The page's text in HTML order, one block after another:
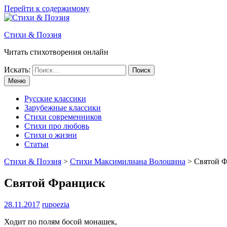
Перейти к содержимому
Стихи & Поэзия
Читать стихотворения онлайн
Искать:
Меню
Русские классики
Зарубежные классики
Стихи современников
Стихи про любовь
Стихи о жизни
Статьи
Стихи & Поэзия > Стихи Максимилиана Волошина > Святой
Святой Франциск
28.11.2017 rupoezia
Ходит по полям босой монашек,